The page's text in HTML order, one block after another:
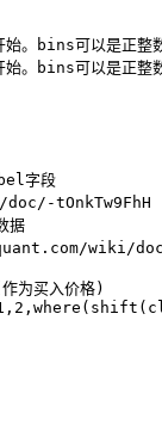
。bins可以是正
字段
tOnkTw9FhH
据
wiki/
为买入价格)